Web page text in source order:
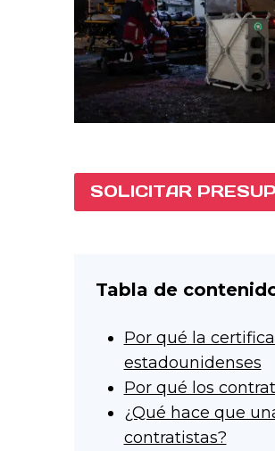
SOLICITAR
Tabla de
Por qué la
estadounidenses
Por qué los
¿Qué hace que
contratistas?